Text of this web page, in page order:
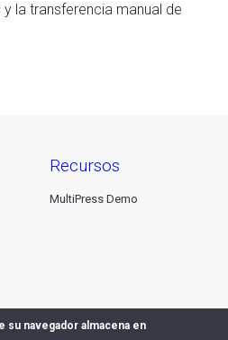
la transferencia manual de
recursos
MultiPress Demo
navegador almacena en